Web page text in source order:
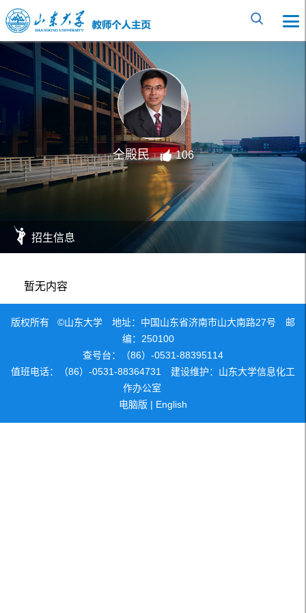
仝殿民 106
招生信息
暂无内容
版权所有 ©山东大学 地址：中国山东省济南市山大南路27号 邮
编：250100
查号台：（86）-0531-88395114
值班电话：（86）-0531-88364731 建设维护：山东大学信息化工
作办公室
电脑版 | English